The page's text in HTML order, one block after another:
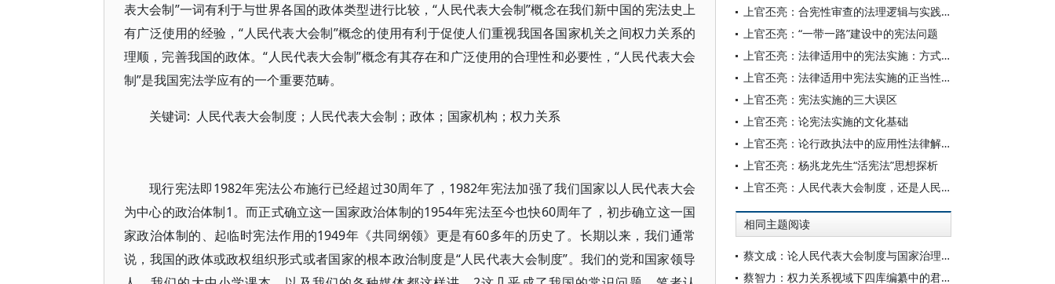
表大会制”一词有利于与世界各国的政体类型进行比较，“人民代表大会制”概念在我们新中国的宪法史上
有广泛使用的经验，“人民代表大会制”概念的使用有利于促使人们重视我国各国家机关之间权力关系的
理顺，完善我国的政体。“人民代表大会制”概念有其存在和广泛使用的合理性和必要性，“人民代表大会
制”是我国宪法学应有的一个重要范畴。
关键词: 人民代表大会制度；人民代表大会制；政体；国家机构；权力关系
现行宪法即1982年宪法公布施行已经超过30周年了，1982年宪法加强了我们国家以人民代表大会
为中心的政治体制1。而正式确立这一国家政治体制的1954年宪法至今也快60周年了，初步确立这一国
家政治体制的、起临时宪法作用的1949年《共同纲领》更是有60多年的历史了。长期以来，我们通常
说，我国的政体或政权组织形式或者国家的根本政治制度是“人民代表大会制度”。我们的党和国家领导
上官丕亮：合宪性审查的法理逻辑与实践探索
上官丕亮：“一带一路”建设中的宪法问题
上官丕亮：法律适用中的宪法实施：方式、特点及意义
上官丕亮：法律适用中宪法实施的正当性、合法性与可行性
上官丕亮：宪法实施的三大误区
上官丕亮：论宪法实施的文化基础
上官丕亮：论行政执法中的应用性法律解释
上官丕亮：杨兆龙先生“活宪法”思想探析
上官丕亮：人民代表大会制度，还是人民代表大会制
相同主题阅读
蔡文成：论人民代表大会制度与国家治理现代化
蔡智力：权力关系视域下四库编纂中的君臣学术互动